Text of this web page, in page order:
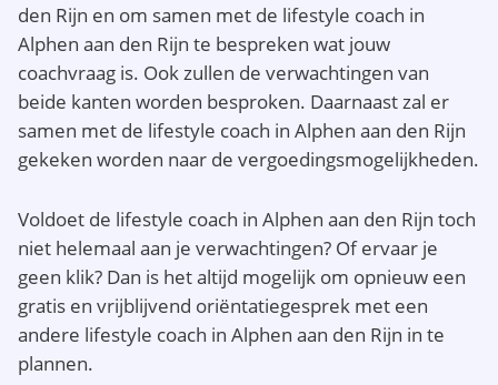
den Rijn en om samen met de lifestyle coach in
Alphen aan den Rijn te bespreken wat jouw
coachvraag is. Ook zullen de verwachtingen van
beide kanten worden besproken. Daarnaast zal er
samen met de lifestyle coach in Alphen aan den Rijn
gekeken worden naar de vergoedingsmogelijkheden.
Voldoet de lifestyle coach in Alphen aan den Rijn toch
niet helemaal aan je verwachtingen? Of ervaar je
geen klik? Dan is het altijd mogelijk om opnieuw een
gratis en vrijblijvend oriëntatiegesprek met een
andere lifestyle coach in Alphen aan den Rijn in te
plannen.